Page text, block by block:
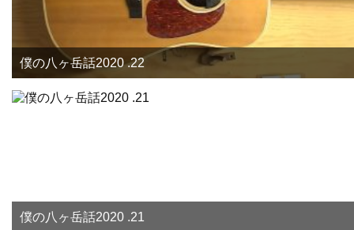
僕の八ヶ岳話2020 .22
僕の八ヶ岳話2020 .21